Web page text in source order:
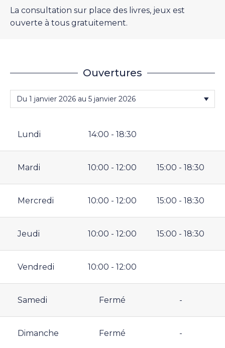
La consultation sur place des livres, jeux est
ouverte à tous gratuitement.
Ouvertures
Lundi 14:00 - 18:30
Mardi 10:00 - 12:00 15:00 - 18:30
Mercredi 10:00 - 12:00 15:00 - 18:30
Jeudi 10:00 - 12:00 15:00 - 18:30
Vendredi 10:00 - 12:00
Samedi Fermé -
Dimanche Fermé -